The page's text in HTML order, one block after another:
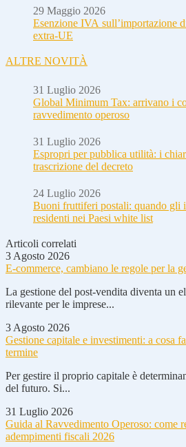
29 Maggio 2026
Esenzione IVA sull’importazione
extra-UE
ALTRE NOVITÀ
31 Luglio 2026
Global Minimum Tax: arrivano i
ravvedimento operoso
31 Luglio 2026
Espropri per pubblica utilità: i
trascrizione del decreto
24 Luglio 2026
Buoni fruttiferi postali: quando gli
residenti nei Paesi white list
Articoli correlati
3 Agosto 2026
E-commerce, cambiano le regole per la
La gestione del post-vendita diventa un
rilevante per le imprese...
3 Agosto 2026
Gestione capitale e investimenti: a cosa
termine
Per gestire il proprio capitale è
del futuro. Si...
31 Luglio 2026
Guida al Ravvedimento Operoso: come
adempimenti fiscali 2026